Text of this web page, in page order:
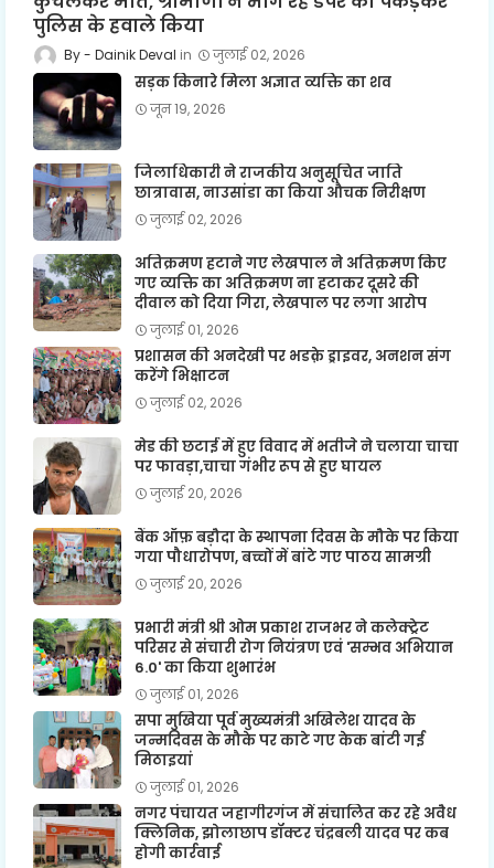
पुलिस के हवाले किया
Dainik Deval जुलाई 02, 2026
सड़क किनारे मिला अज्ञात व्यक्ति का शव
जून 19, 2026
जिलाधिकारी ने राजकीय अनुसूचित जाति
छात्रावास, नाउसांडा का किया औचक निरीक्षण
जुलाई 02, 2026
अतिक्रमण हटाने गए लेखपाल ने अतिक्रमण किए
गए व्यक्ति का अतिक्रमण ना हटाकर दूसरे की
दीवाल को दिया गिरा, लेखपाल पर लगा आरोप
जुलाई 01, 2026
प्रशासन की अनदेखी पर भडक़े ड्राइवर, अनशन संग
करेंगे भिक्षाटन
जुलाई 02, 2026
मेड की छटाई में हुए विवाद में भतीजे ने चलाया चाचा
पर फावड़ा,चाचा गंभीर रूप से हुए घायल
जुलाई 20, 2026
बैंक ऑफ़ बड़ौदा के स्थापना दिवस के मौके पर किया
गया पौधारोपण, बच्चों में बांटे गए पाठय सामग्री
जुलाई 20, 2026
प्रभारी मंत्री श्री ओम प्रकाश राजभर ने कलेक्ट्रेट
परिसर से संचारी रोग नियंत्रण एवं 'सम्भव अभियान
6.0' का किया शुभारंभ
जुलाई 01, 2026
सपा मुखिया पूर्व मुख्यमंत्री अखिलेश यादव के
जन्मदिवस के मौके पर काटे गए केक बांटी गई
मिठाइयां
जुलाई 01, 2026
नगर पंचायत जहागीरगंज में संचालित कर रहे अवैध
क्लिनिक, झोलाछाप डॉक्टर चंद्रबली यादव पर कब
होगी कार्रवाई